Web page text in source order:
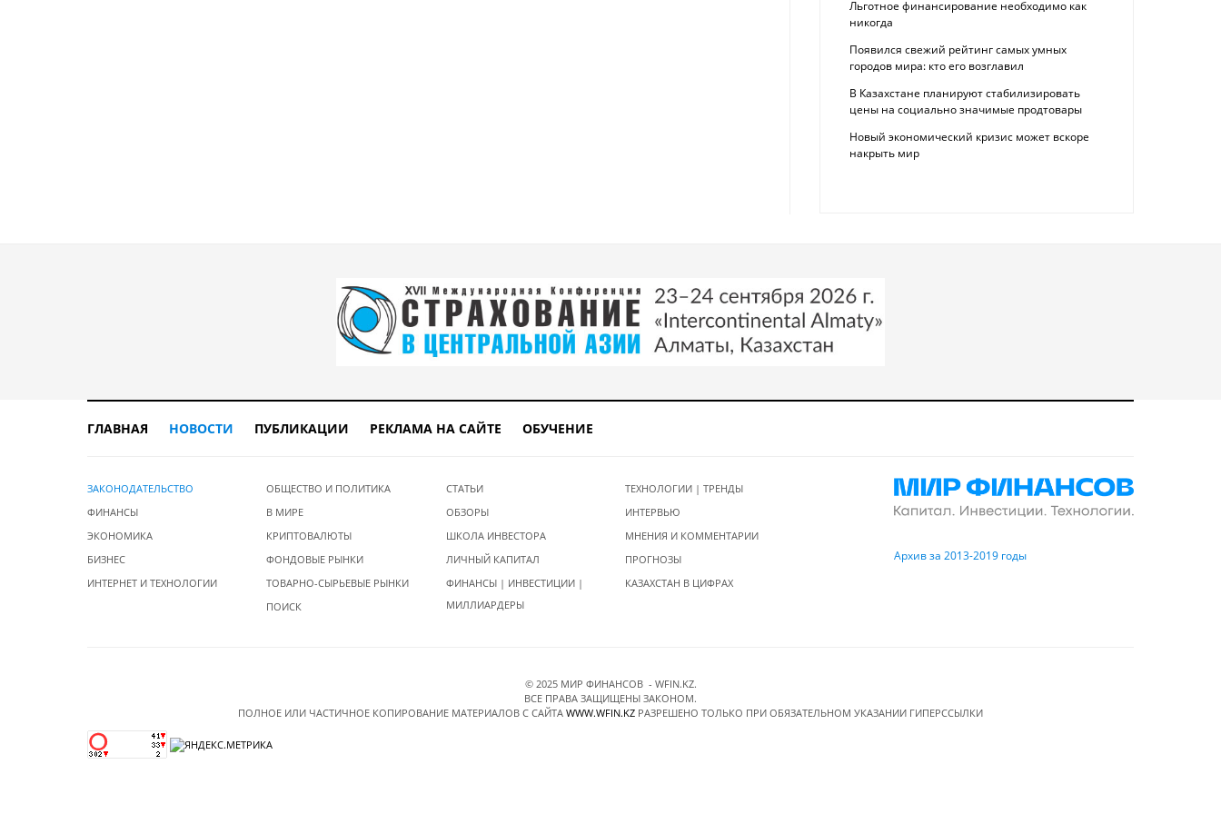
Льготное финансирование необходимо как
никогда
Появился свежий рейтинг самых умных
городов мира: кто его возглавил
В Казахстане планируют стабилизировать
цены на социально значимые продтовары
Новый экономический кризис может вскоре
накрыть мир
ГЛАВНАЯ НОВОСТИ ПУБЛИКАЦИИ РЕКЛАМА НА САЙТЕ ОБУЧЕНИЕ
ЗАКОНОДАТЕЛЬСТВО
ФИНАНСЫ
ЭКОНОМИКА
БИЗНЕС
ИНТЕРНЕТ И ТЕХНОЛОГИИ
ОБЩЕСТВО И ПОЛИТИКА
В МИРЕ
КРИПТОВАЛЮТЫ
ФОНДОВЫЕ РЫНКИ
ТОВАРНО-СЫРЬЕВЫЕ РЫНКИ
ПОИСК
СТАТЬИ
ОБЗОРЫ
ШКОЛА ИНВЕСТОРА
ЛИЧНЫЙ КАПИТАЛ
ФИНАНСЫ | ИНВЕСТИЦИИ |
МИЛЛИАРДЕРЫ
ТЕХНОЛОГИИ | ТРЕНДЫ
ИНТЕРВЬЮ
МНЕНИЯ И КОММЕНТАРИИ
ПРОГНОЗЫ
КАЗАХСТАН В ЦИФРАХ
Архив за 2013-2019 годы
© 2025 МИР ФИНАНСОВ - WFIN.KZ.
ВСЕ ПРАВА ЗАЩИЩЕНЫ ЗАКОНОМ.
ПОЛНОЕ ИЛИ ЧАСТИЧНОЕ КОПИРОВАНИЕ МАТЕРИАЛОВ C САЙТА WWW.WFIN.KZ РАЗРЕШЕНО ТОЛЬКО ПРИ ОБЯЗАТЕЛЬНОМ УКАЗАНИИ ГИПЕРССЫЛКИ